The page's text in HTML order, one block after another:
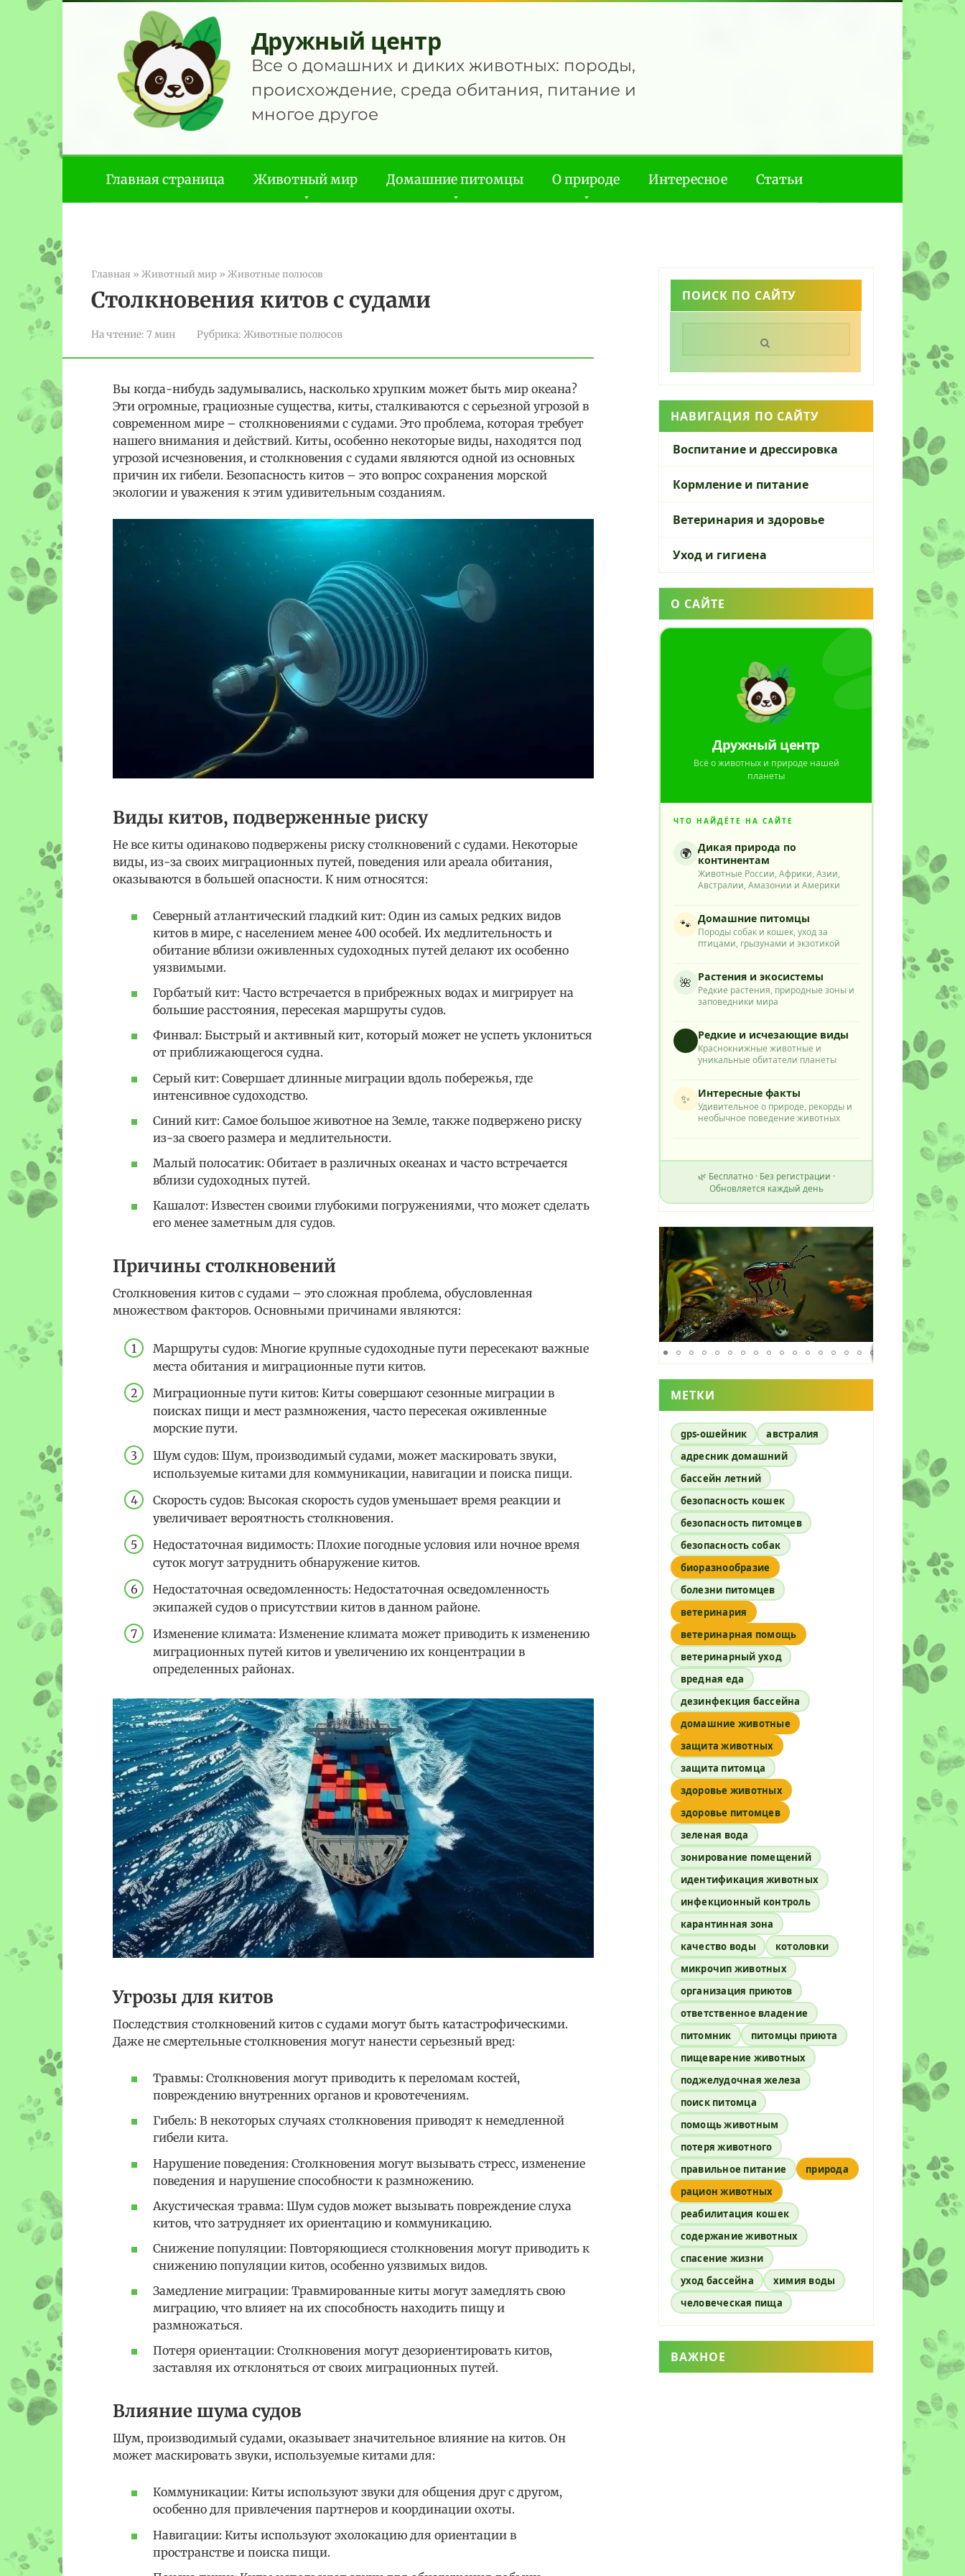
Перейти
Дружный центр
Все о домашних и диких животных: породы,
происхождение, среда обитания, питание и
многое другое
Главная страница Животный мир Домашние питомцы О природе Интересное Статьи
Главная » Животный мир » Животные полюсов
Столкновения китов с судами
На чтение: 7 мин Рубрика: Животные полюсов
Вы когда-нибудь задумывались, насколько хрупким может быть мир океана?
Эти огромные, грациозные существа, киты, сталкиваются с серьезной угрозой в
современном мире – столкновениями с судами. Это проблема, которая требует
нашего внимания и действий. Киты, особенно некоторые виды, находятся под
угрозой исчезновения, и столкновения с судами являются одной из основных
причин их гибели. Безопасность китов – это вопрос сохранения морской
экологии и уважения к этим удивительным созданиям.
Виды китов, подверженные риску
Не все киты одинаково подвержены риску столкновений с судами. Некоторые
виды, из-за своих миграционных путей, поведения или ареала обитания,
оказываются в большей опасности. К ним относятся:
Северный атлантический гладкий кит: Один из самых редких видов
китов в мире, с населением менее 400 особей. Их медлительность и
обитание вблизи оживленных судоходных путей делают их особенно
уязвимыми.
Горбатый кит: Часто встречается в прибрежных водах и мигрирует на
большие расстояния, пересекая маршруты судов.
Финвал: Быстрый и активный кит, который может не успеть уклониться
от приближающегося судна.
Серый кит: Совершает длинные миграции вдоль побережья, где
интенсивное судоходство.
Синий кит: Самое большое животное на Земле, также подвержено риску
из-за своего размера и медлительности.
Малый полосатик: Обитает в различных океанах и часто встречается
вблизи судоходных путей.
Кашалот: Известен своими глубокими погружениями, что может сделать
его менее заметным для судов.
Причины столкновений
Столкновения китов с судами – это сложная проблема, обусловленная
множеством факторов. Основными причинами являются:
Маршруты судов: Многие крупные судоходные пути пересекают важные
места обитания и миграционные пути китов.
Миграционные пути китов: Киты совершают сезонные миграции в
поисках пищи и мест размножения, часто пересекая оживленные
морские пути.
Шум судов: Шум, производимый судами, может маскировать звуки,
используемые китами для коммуникации, навигации и поиска пищи.
Скорость судов: Высокая скорость судов уменьшает время реакции и
увеличивает вероятность столкновения.
Недостаточная видимость: Плохие погодные условия или ночное время
суток могут затруднить обнаружение китов.
Недостаточная осведомленность: Недостаточная осведомленность
экипажей судов о присутствии китов в данном районе.
Изменение климата: Изменение климата может приводить к изменению
миграционных путей китов и увеличению их концентрации в
определенных районах.
Угрозы для китов
Последствия столкновений китов с судами могут быть катастрофическими.
Даже не смертельные столкновения могут нанести серьезный вред:
Травмы: Столкновения могут приводить к переломам костей,
повреждению внутренних органов и кровотечениям.
Гибель: В некоторых случаях столкновения приводят к немедленной
гибели кита.
Нарушение поведения: Столкновения могут вызывать стресс, изменение
поведения и нарушение способности к размножению.
Акустическая травма: Шум судов может вызывать повреждение слуха
китов, что затрудняет их ориентацию и коммуникацию.
Снижение популяции: Повторяющиеся столкновения могут приводить к
снижению популяции китов, особенно уязвимых видов.
Замедление миграции: Травмированные киты могут замедлять свою
миграцию, что влияет на их способность находить пищу и
размножаться.
Потеря ориентации: Столкновения могут дезориентировать китов,
заставляя их отклоняться от своих миграционных путей.
Влияние шума судов
Шум, производимый судами, оказывает значительное влияние на китов. Он
может маскировать звуки, используемые китами для:
Коммуникации: Киты используют звуки для общения друг с другом,
особенно для привлечения партнеров и координации охоты.
Навигации: Киты используют эхолокацию для ориентации в
пространстве и поиска пищи.
ПОИСК ПО САЙТУ
НАВИГАЦИЯ ПО САЙТУ
Воспитание и дрессировка
Кормление и питание
Ветеринария и здоровье
Уход и гигиена
О САЙТЕ
Дружный центр
Всё о животных и природе нашей
планеты
ЧТО НАЙДЁТЕ НА САЙТЕ
🌍 Дикая природа по
континентам
Животные России, Африки, Азии,
Австралии, Амазонии и Америки
🐾 Домашние питомцы
Породы собак и кошек, уход за
птицами, грызунами и экзотикой
🌺 Растения и экосистемы
Редкие растения, природные зоны и
заповедники мира
⭐ Редкие и исчезающие виды
Краснокнижные животные и
уникальные обитатели планеты
✨ Интересные факты
Удивительное о природе, рекорды и
необычное поведение животных
🌿 Бесплатно · Без регистрации ·
Обновляется каждый день
МЕТКИ
gps-ошейник
австралия
адресник домашний
бассейн летний
безопасность кошек
безопасность питомцев
безопасность собак
биоразнообразие
болезни питомцев
ветеринария
ветеринарная помощь
ветеринарный уход
вредная еда
дезинфекция бассейна
домашние животные
защита животных
защита питомца
здоровье животных
здоровье питомцев
зеленая вода
зонирование помещений
идентификация животных
инфекционный контроль
карантинная зона
качество воды
котоловки
микрочип животных
организация приютов
ответственное владение
питомник
питомцы приюта
пищеварение животных
поджелудочная железа
поиск питомца
помощь животным
потеря животного
правильное питание
природа
рацион животных
реабилитация кошек
содержание животных
спасение жизни
уход бассейна
химия воды
человеческая пища
ВАЖНОЕ